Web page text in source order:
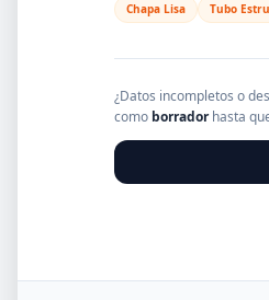
Chapa Lisa Tubo
¿Datos incompletos o
como borradorhasta